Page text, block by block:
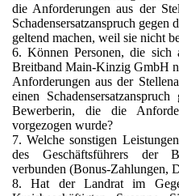
die Anforderungen aus der
Schadensersatzanspruch
geltend machen, weil sie nicht
6. Können Personen, die sich
Breitband Main-Kinzig GmbH
Anforderungen aus der
einen
Bewerberin, die die
vorgezogen wurde?
7. Welche sonstigen
des Geschäftsführers der
verbunden (Bonus-Zahlungen,
8. Hat der Landrat im